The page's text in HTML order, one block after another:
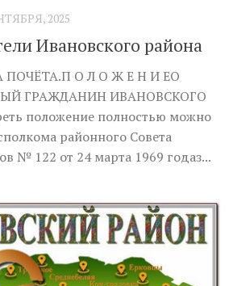
2025
Ивановского района
О Л О Ж Е Н И ЕО
ГРАЖДАНИН ИВАНОВСКОГО
положение полностью можно
районного Совета
№ 122 от 24 марта 1969 годаз...